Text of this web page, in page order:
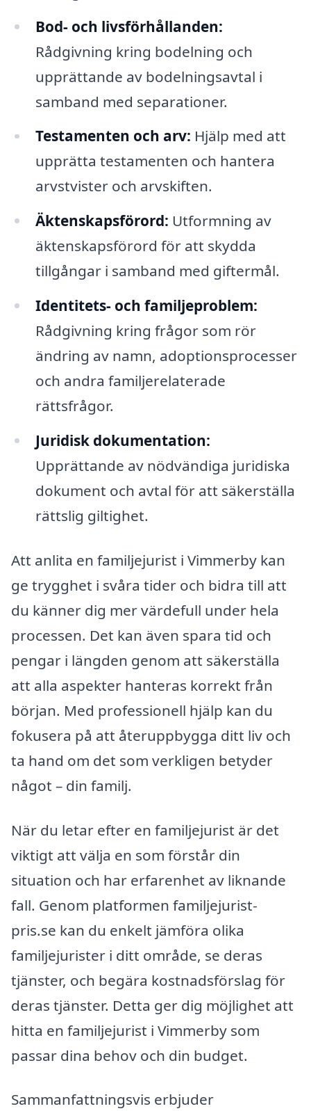
Bod- och livsförhållanden:
Rådgivning kring bodelning och
upprättande av bodelningsavtal i
samband med separationer.
Testamenten och arv: Hjälp med att
upprätta testamenten och hantera
arvstvister och arvskiften.
Äktenskapsförord: Utformning av
äktenskapsförord för att skydda
tillgångar i samband med giftermål.
Identitets- och familjeproblem:
Rådgivning kring frågor som rör
ändring av namn, adoptionsprocesser
och andra familjerelaterade
rättsfrågor.
Juridisk dokumentation:
Upprättande av nödvändiga juridiska
dokument och avtal för att säkerställa
rättslig giltighet.
Att anlita en familjejurist i Vimmerby kan
ge trygghet i svåra tider och bidra till att
du känner dig mer värdefull under hela
processen. Det kan även spara tid och
pengar i längden genom att säkerställa
att alla aspekter hanteras korrekt från
början. Med professionell hjälp kan du
fokusera på att återuppbygga ditt liv och
ta hand om det som verkligen betyder
något – din familj.
När du letar efter en familjejurist är det
viktigt att välja en som förstår din
situation och har erfarenhet av liknande
fall. Genom platformen familjejurist-
pris.se kan du enkelt jämföra olika
familjejurister i ditt område, se deras
tjänster, och begära kostnadsförslag för
deras tjänster. Detta ger dig möjlighet att
hitta en familjejurist i Vimmerby som
passar dina behov och din budget.
Sammanfattningsvis erbjuder